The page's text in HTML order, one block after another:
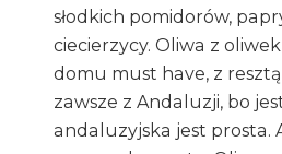
słodkich pomidorów,
ciecierzycy. Oliwa z
domu must have, z
zawsze z Andaluzji, bo
andaluzyjska jest prosta.